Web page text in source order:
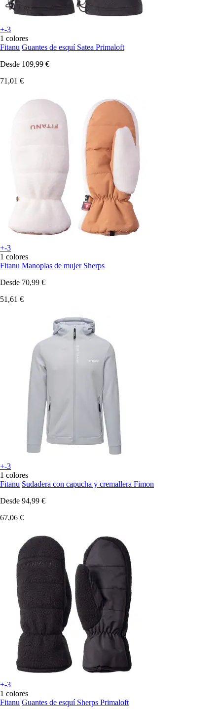
+-3
1 colores
Fitanu Guantes de esquí Satea Primaloft
Desde 109,99 €
71,01 €
+-3
1 colores
Fitanu Manoplas de mujer Sherps
Desde 70,99 €
51,61 €
+-3
1 colores
Fitanu Sudadera con capucha y cremallera Fimon
Desde 94,99 €
67,06 €
+-3
1 colores
Fitanu Guantes de esquí Sherps Primaloft